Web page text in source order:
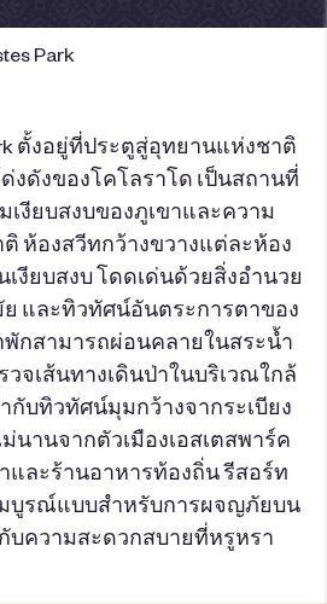
Park
ตั้งอยู่ที่ประตูสู่อุทยานแห่งชาติ
ด่งดังของโคโลราโด เป็นสถานที่
งียบสงบของภูเขาและความ
ห้องสวีทกว้างขวางแต่ละห้อง
งียบสงบ โดดเด่นด้วยสิ่งอำนวย
และทิวทัศน์อันตระการตาของ
พักสามารถผ่อนคลายในสระน้ำ
วจเส้นทางเดินป่าในบริเวณใกล้
กับทิวทัศน์มุมกว้างจากระเบียง
นานจากตัวเมืองเอสเตสพาร์ค
ละร้านอาหารท้องถิ่น รีสอร์ท
บูรณ์แบบสำหรับการผจญภัยบน
บความสะดวกสบายที่หรูหรา